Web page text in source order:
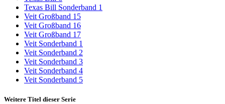
Texas Bill Sonderband 1
Veit Großband 15
Veit Großband 16
Veit Großband 17
Veit Sonderband 1
Veit Sonderband 2
Veit Sonderband 3
Veit Sonderband 4
Veit Sonderband 5
Weitere Titel dieser Serie